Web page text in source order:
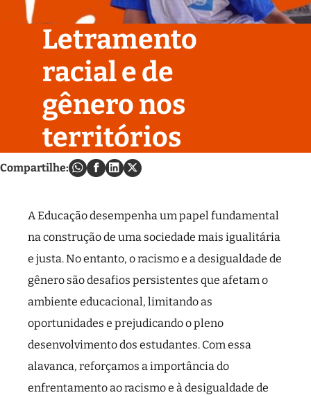
Letramento
racial e de
gênero nos
territórios
Compartilhe:
A Educação desempenha um papel fundamental
na construção de uma sociedade mais igualitária
e justa. No entanto, o racismo e a desigualdade de
gênero são desafios persistentes que afetam o
ambiente educacional, limitando as
oportunidades e prejudicando o pleno
desenvolvimento dos estudantes. Com essa
alavanca, reforçamos a importância do
enfrentamento ao racismo e à desigualdade de